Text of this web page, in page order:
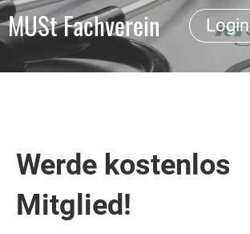
MUSt Fachverein Login
Werde kostenlos
Mitglied!